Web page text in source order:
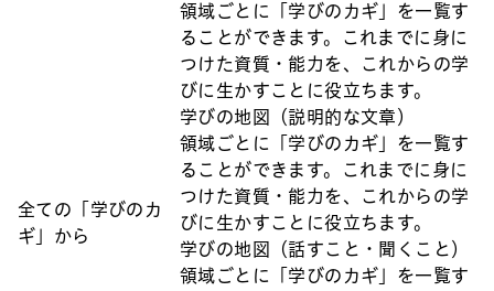
全ての「学びのカ
ギ」から
領域ごとに「学びのカギ」を一覧す
ることができます。これまでに身に
つけた資質・能力を、これからの学
びに生かすことに役立ちます。
学びの地図（説明的な文章）
領域ごとに「学びのカギ」を一覧す
ることができます。これまでに身に
つけた資質・能力を、これからの学
びに生かすことに役立ちます。
学びの地図（話すこと・聞くこと）
領域ごとに「学びのカギ」を一覧す